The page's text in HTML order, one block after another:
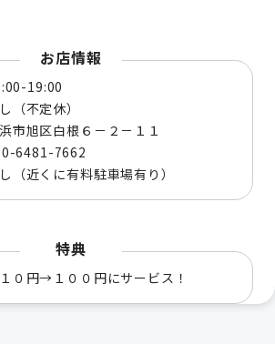
お店情報
19:00
不定休）
区白根６－２－１１
7662
くに有料駐車場有り）
特典
０円→１００円にサービス！